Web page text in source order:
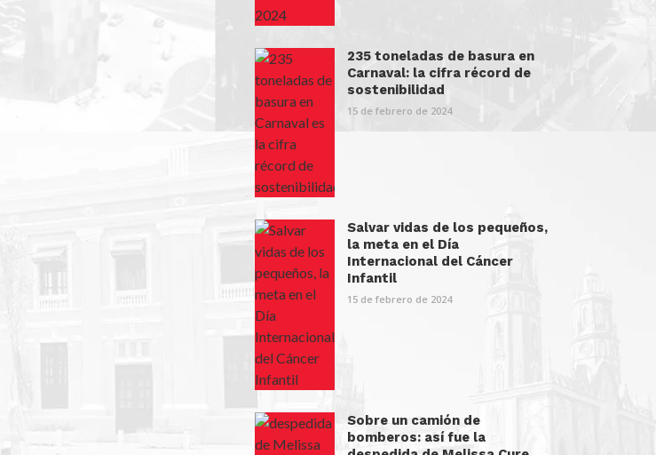
235 toneladas de basura en
Carnaval: la cifra récord de
sostenibilidad
15 de febrero de 2024
Salvar vidas de los pequeños,
la meta en el Día
Internacional del Cáncer
Infantil
15 de febrero de 2024
Sobre un camión de
bomberos: así fue la